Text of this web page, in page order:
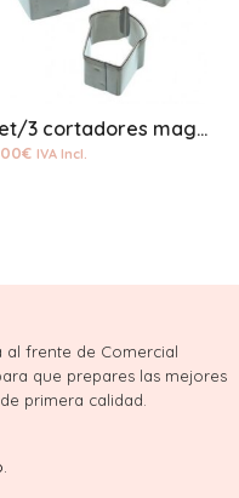
Set/3 cortadores magdalenas mini
€ IVA Incl.
frente de Comercial
que prepares las mejores
primera calidad.